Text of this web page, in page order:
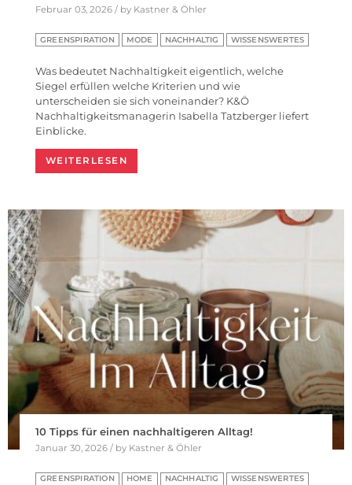
Februar 03, 2026 / by Kastner & Öhler
GREENSPIRATION MODE NACHHALTIG WISSENSWERTES
Was bedeutet Nachhaltigkeit eigentlich, welche
Siegel erfüllen welche Kriterien und wie
unterscheiden sie sich voneinander? K&Ö
Nachhaltigkeitsmanagerin Isabella Tatzberger liefert
Einblicke.
WEITERLESEN
10 Tipps für einen nachhaltigeren Alltag!
Januar 30, 2026 / by Kastner & Öhler
GREENSPIRATION HOME NACHHALTIG WISSENSWERTES